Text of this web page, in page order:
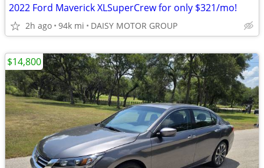
2022 Ford Maverick XLSuperCrew for only $321/mo!
2h ago 94k mi DAISY MOTOR GROUP
$14,800